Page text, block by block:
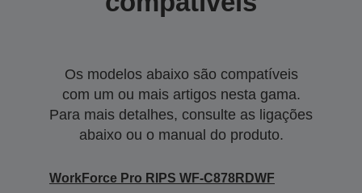
Os modelos abaixo são compatíveis
com um ou mais artigos nesta gama.
Para mais detalhes, consulte as ligações
abaixo ou o manual do produto.
WorkForce Pro RIPS WF-C878RDWF